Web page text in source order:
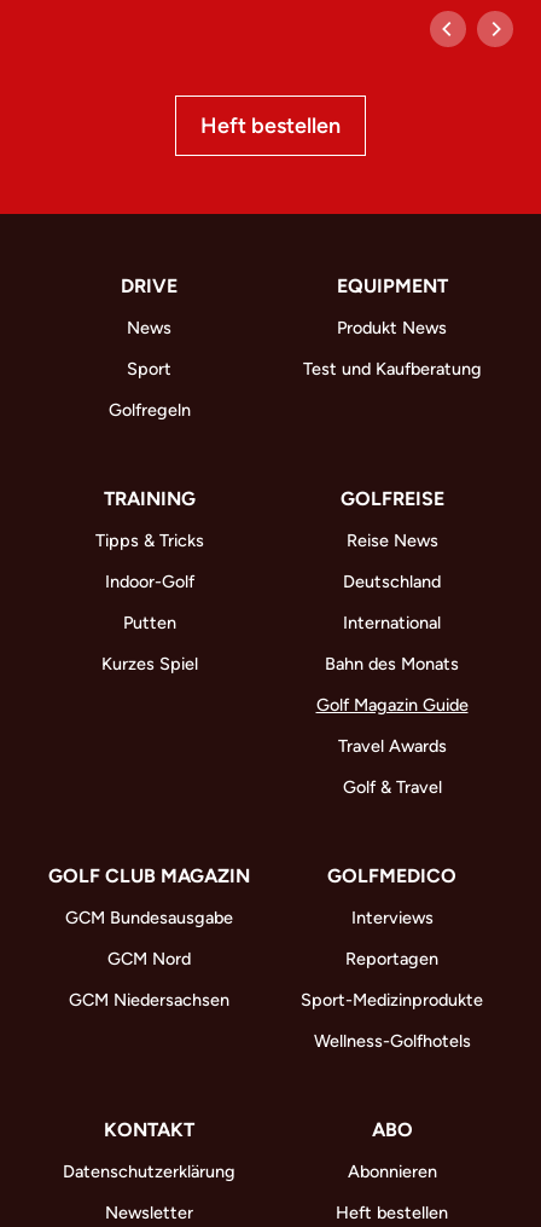
Heft bestellen
DRIVE
News
Sport
Golfregeln
EQUIPMENT
Produkt News
Test und Kaufberatung
TRAINING
Tipps & Tricks
Indoor-Golf
Putten
Kurzes Spiel
GOLFREISE
Reise News
Deutschland
International
Bahn des Monats
Golf Magazin Guide
Travel Awards
Golf & Travel
GOLF CLUB MAGAZIN
GCM Bundesausgabe
GCM Nord
GCM Niedersachsen
GOLFMEDICO
Interviews
Reportagen
Sport-Medizinprodukte
Wellness-Golfhotels
KONTAKT
Datenschutzerklärung
Newsletter
ABO
Abonnieren
Heft bestellen